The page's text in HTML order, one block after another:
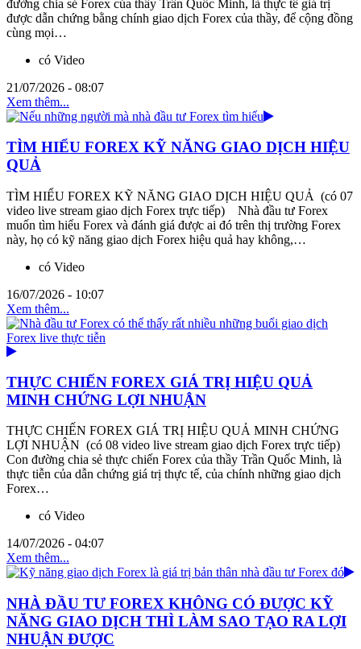
đường chia sẻ Forex của thầy Trần Quốc Minh, là thực tế giá trị
được dẫn chứng bằng chính giao dịch Forex của thầy, để cộng đồng
cùng mọi…
có Video
21/07/2026 - 08:07
Xem thêm...
TÌM HIỂU FOREX KỸ NĂNG GIAO DỊCH HIỆU
QUẢ
TÌM HIỂU FOREX KỸ NĂNG GIAO DỊCH HIỆU QUẢ (có 07
video live stream giao dịch Forex trực tiếp) Nhà đầu tư Forex
muốn tìm hiểu Forex và đánh giá được ai đó trên thị trường Forex
này, họ có kỹ năng giao dịch Forex hiệu quả hay không,…
có Video
16/07/2026 - 10:07
Xem thêm...
THỰC CHIẾN FOREX GIÁ TRỊ HIỆU QUẢ
MINH CHỨNG LỢI NHUẬN
THỰC CHIẾN FOREX GIÁ TRỊ HIỆU QUẢ MINH CHỨNG
LỢI NHUẬN (có 08 video live stream giao dịch Forex trực tiếp)
Con đường chia sẻ thực chiến Forex của thầy Trần Quốc Minh, là
thực tiễn của dẫn chứng giá trị thực tế, của chính những giao dịch
Forex…
có Video
14/07/2026 - 04:07
Xem thêm...
NHÀ ĐẦU TƯ FOREX KHÔNG CÓ ĐƯỢC KỸ
NĂNG GIAO DỊCH THÌ LÀM SAO TẠO RA LỢI
NHUẬN ĐƯỢC